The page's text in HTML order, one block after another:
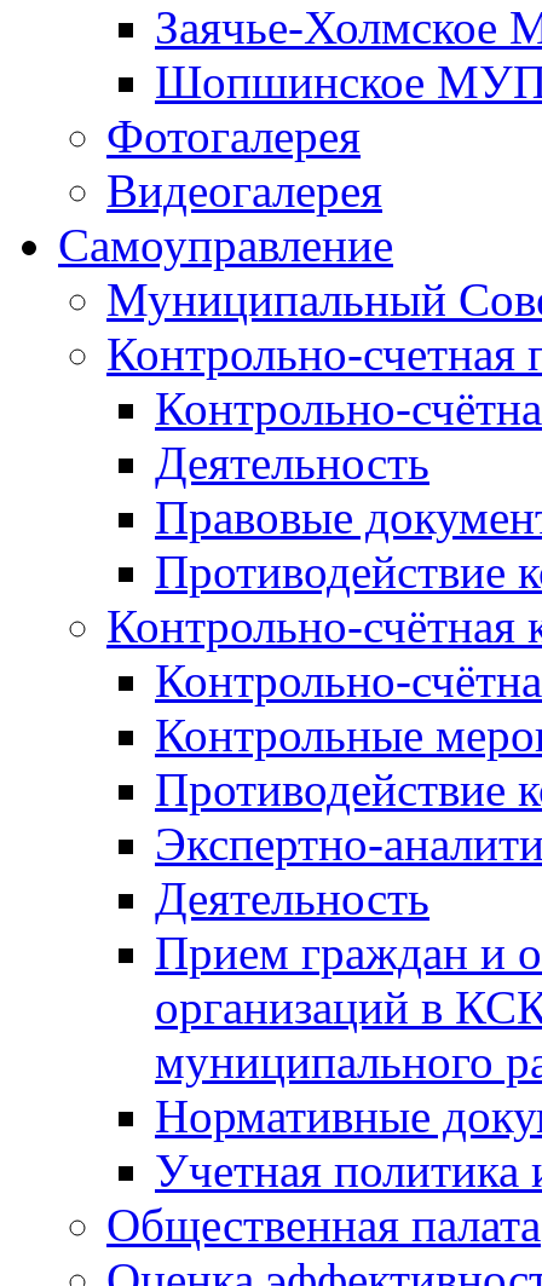
Заячье-
Шопшинское
Фотогалерея
Видеогалерея
Самоуправление
Муниципальный
Контрольно-счетная
Контрольно-
Деятельность
Правовые
Противодействие
Контрольно-счётная
Контрольно-
Контрольные
Противодействие
Экспертно-
Деятельность
Прием граждан и
организаций в
муниципального
Нормативные
Учетная политика
Общественная палата